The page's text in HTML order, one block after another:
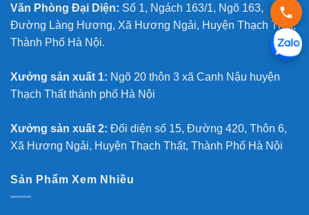
Văn Phòng Đại Diện: Số 1, Ngách 163/1, Ngõ 163,
Đường Làng Hương, Xã Hương Ngải, Huyện Thạch Thất,
Thành Phố Hà Nội.
Xưởng sản xuất 1: Ngõ 20 thôn 3 xã Canh Nậu huyện
Thạch Thất thành phố Hà Nội
Xưởng sản xuất 2: Đối diện số 15, Đường 420, Thôn 6,
Xã Hương Ngải, Huyện Thạch Thất, Thành Phố Hà Nội
Sản Phẩm Xem Nhiều